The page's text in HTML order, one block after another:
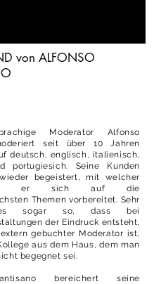
von ALFONSO
Moderator Alfonso
seit über 10 Jahren
deutsch, englisch, italienisch,
portugiesich. Seine Kunden
begeistert, mit welcher
er sich auf die
Themen vorbereitet. Sehr
sogar so, dass bei
der Eindruck entsteht,
gebuchter Moderator ist,
aus dem Haus, dem man
begegnet sei.
bereichert seine